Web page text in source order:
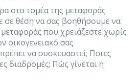
στο τομέα της μεταφοράς
σε θέση να σας βοηθήσουμε να
μεταφοράς που χρειάζεστε χωρίς
οικογενειακό σας
να συσκευαστεί; Ποιες
διαδρομές; Πώς γίνεται η